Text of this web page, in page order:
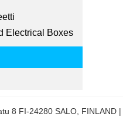
Electrical Boxes
8 FI-24280 SALO, FINLAND |